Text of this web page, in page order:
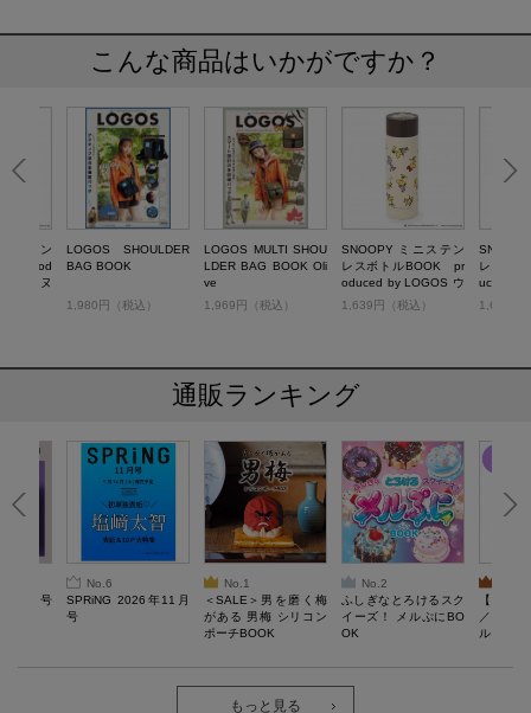
こんな商品はいかがですか？
ステン
prod
スヌ
LOGOS SHOULDER
BAG BOOK
1,980円（税込）
LOGOS MULTI SHOU
LDER BAG BOOK Oli
ve
1,969円（税込）
SNOOPY ミニステン
レスボトルBOOK pr
oduced by LOGOS ウ
ッドストック
1,639円（税込）
レスボト
uced by
ーピー&
1,639円
通販ランキング
10月号
No.6
SPRiNG 2026年11月
号
No.1
＜SALE＞男を磨く梅
がある 男梅 シリコン
ポーチBOOK
No.2
ふしぎなとろけるスク
イーズ！ メルぷにBO
OK
【
／Lサ
ル）【
労回復ウ
もっと見る